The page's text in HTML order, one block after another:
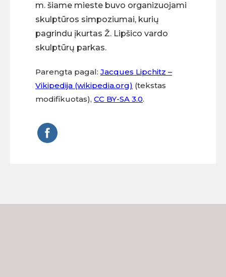
m. šiame mieste buvo organizuojami
skulptūros simpoziumai, kurių
pagrindu įkurtas Ž. Lipšico vardo
skulptūrų parkas.
Parengta pagal: Jacques Lipchitz –
Vikipedija (wikipedia.org) (tekstas
modifikuotas), CC BY-SA 3.0.